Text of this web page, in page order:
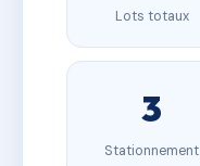
Lots totaux
3
Stationnement